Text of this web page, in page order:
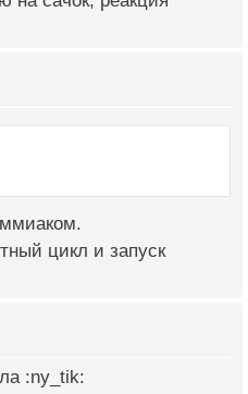
цикл и запуск
:ny_tik: